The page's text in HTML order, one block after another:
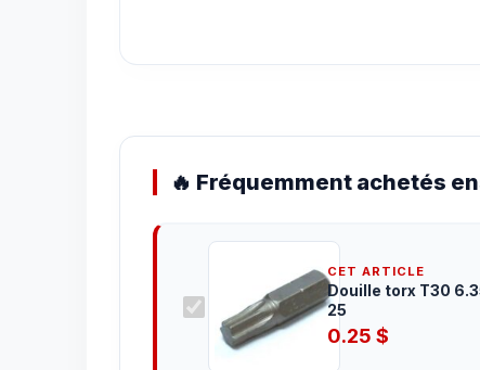
🔥 Fréquemment achetés
CET ARTICLE
Douille torx T30 6.35 X
25
0.25 $